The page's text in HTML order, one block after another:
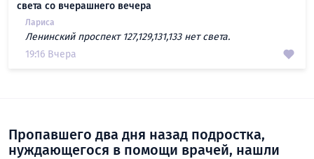
света со вчерашнего вечера
Лариса
Ленинский проспект 127,129,131,133 нет света.
19:16 Вчера
Пропавшего два дня назад подростка,
нуждающегося в помощи врачей, нашли